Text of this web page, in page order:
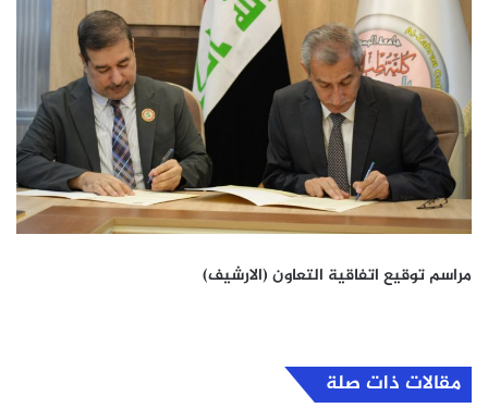
مراسم توقيع اتفاقية التعاون (الارشيف)
مقالات ذات صلة